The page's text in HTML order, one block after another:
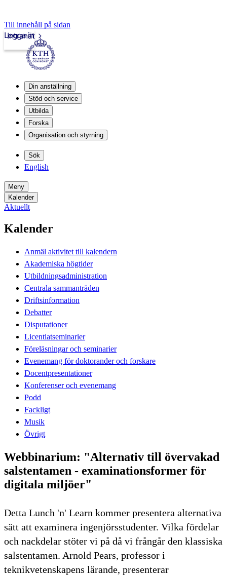
Till innehåll på sidan
Intranät
Logga in
Din anställning
Stöd och service
Utbilda
Forska
Organisation och styrning
Sök
English
Meny
Kalender
Aktuellt
Kalender
Anmäl aktivitet till kalendern
Akademiska högtider
Utbildningsadministration
Centrala sammanträden
Driftsinformation
Debatter
Disputationer
Licentiatseminarier
Föreläsningar och seminarier
Evenemang för doktorander och forskare
Docentpresentationer
Konferenser och evenemang
Podd
Fackligt
Musik
Övrigt
Webbinarium: "Alternativ till övervakad
salstentamen - examinationsformer för
digitala miljöer"
Detta Lunch 'n' Learn kommer presentera alternativa
sätt att examinera ingenjörsstudenter. Vilka fördelar
och nackdelar stöter vi på då vi frångår den klassiska
salstentamen. Arnold Pears, professor i
teknikvetenskapens lärande, presenterar